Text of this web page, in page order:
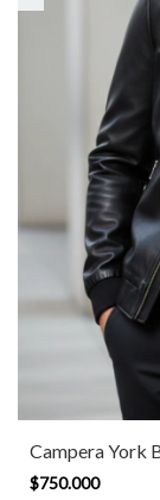
Campera York
$750.000